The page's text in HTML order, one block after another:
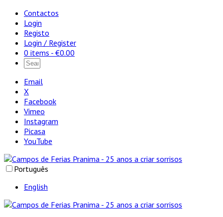
Contactos
Login
Registo
Login / Register
0 items - €0.00
Email
X
Facebook
Vimeo
Instagram
Picasa
YouTube
Português
English